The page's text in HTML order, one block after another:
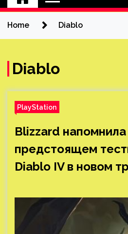
Home Diablo
Diablo
PlayStation
Blizzard
предстоящем
Diablo IV в новом